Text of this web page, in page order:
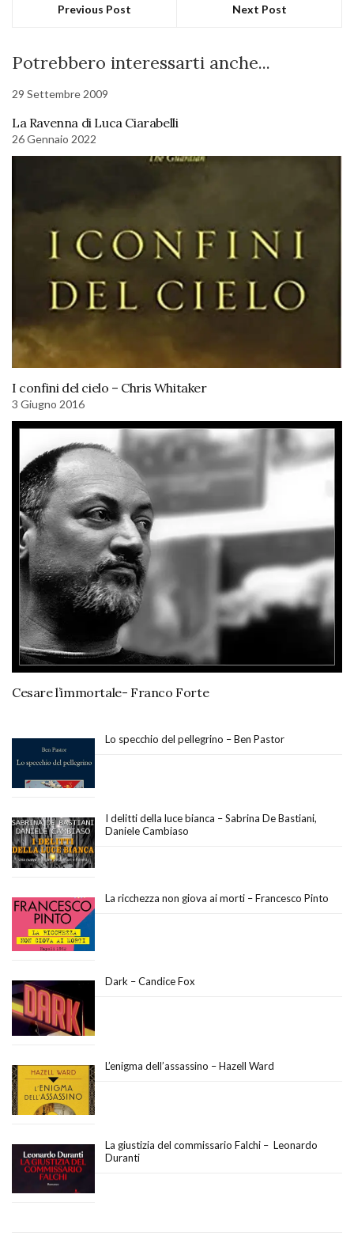
Previous Post Next Post
Potrebbero interessarti anche...
29 Settembre 2009
La Ravenna di Luca Ciarabelli
26 Gennaio 2022
I confini del cielo – Chris Whitaker
3 Giugno 2016
Cesare l’immortale- Franco Forte
Lo specchio del pellegrino – Ben Pastor
I delitti della luce bianca – Sabrina De Bastiani,
Daniele Cambiaso
La ricchezza non giova ai morti – Francesco Pinto
Dark – Candice Fox
L’enigma dell’assassino – Hazell Ward
La giustizia del commissario Falchi – Leonardo
Duranti